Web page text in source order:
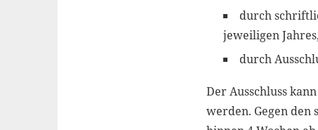
durch
jeweiligen
durch
Der Ausschluss
werden. Gegen